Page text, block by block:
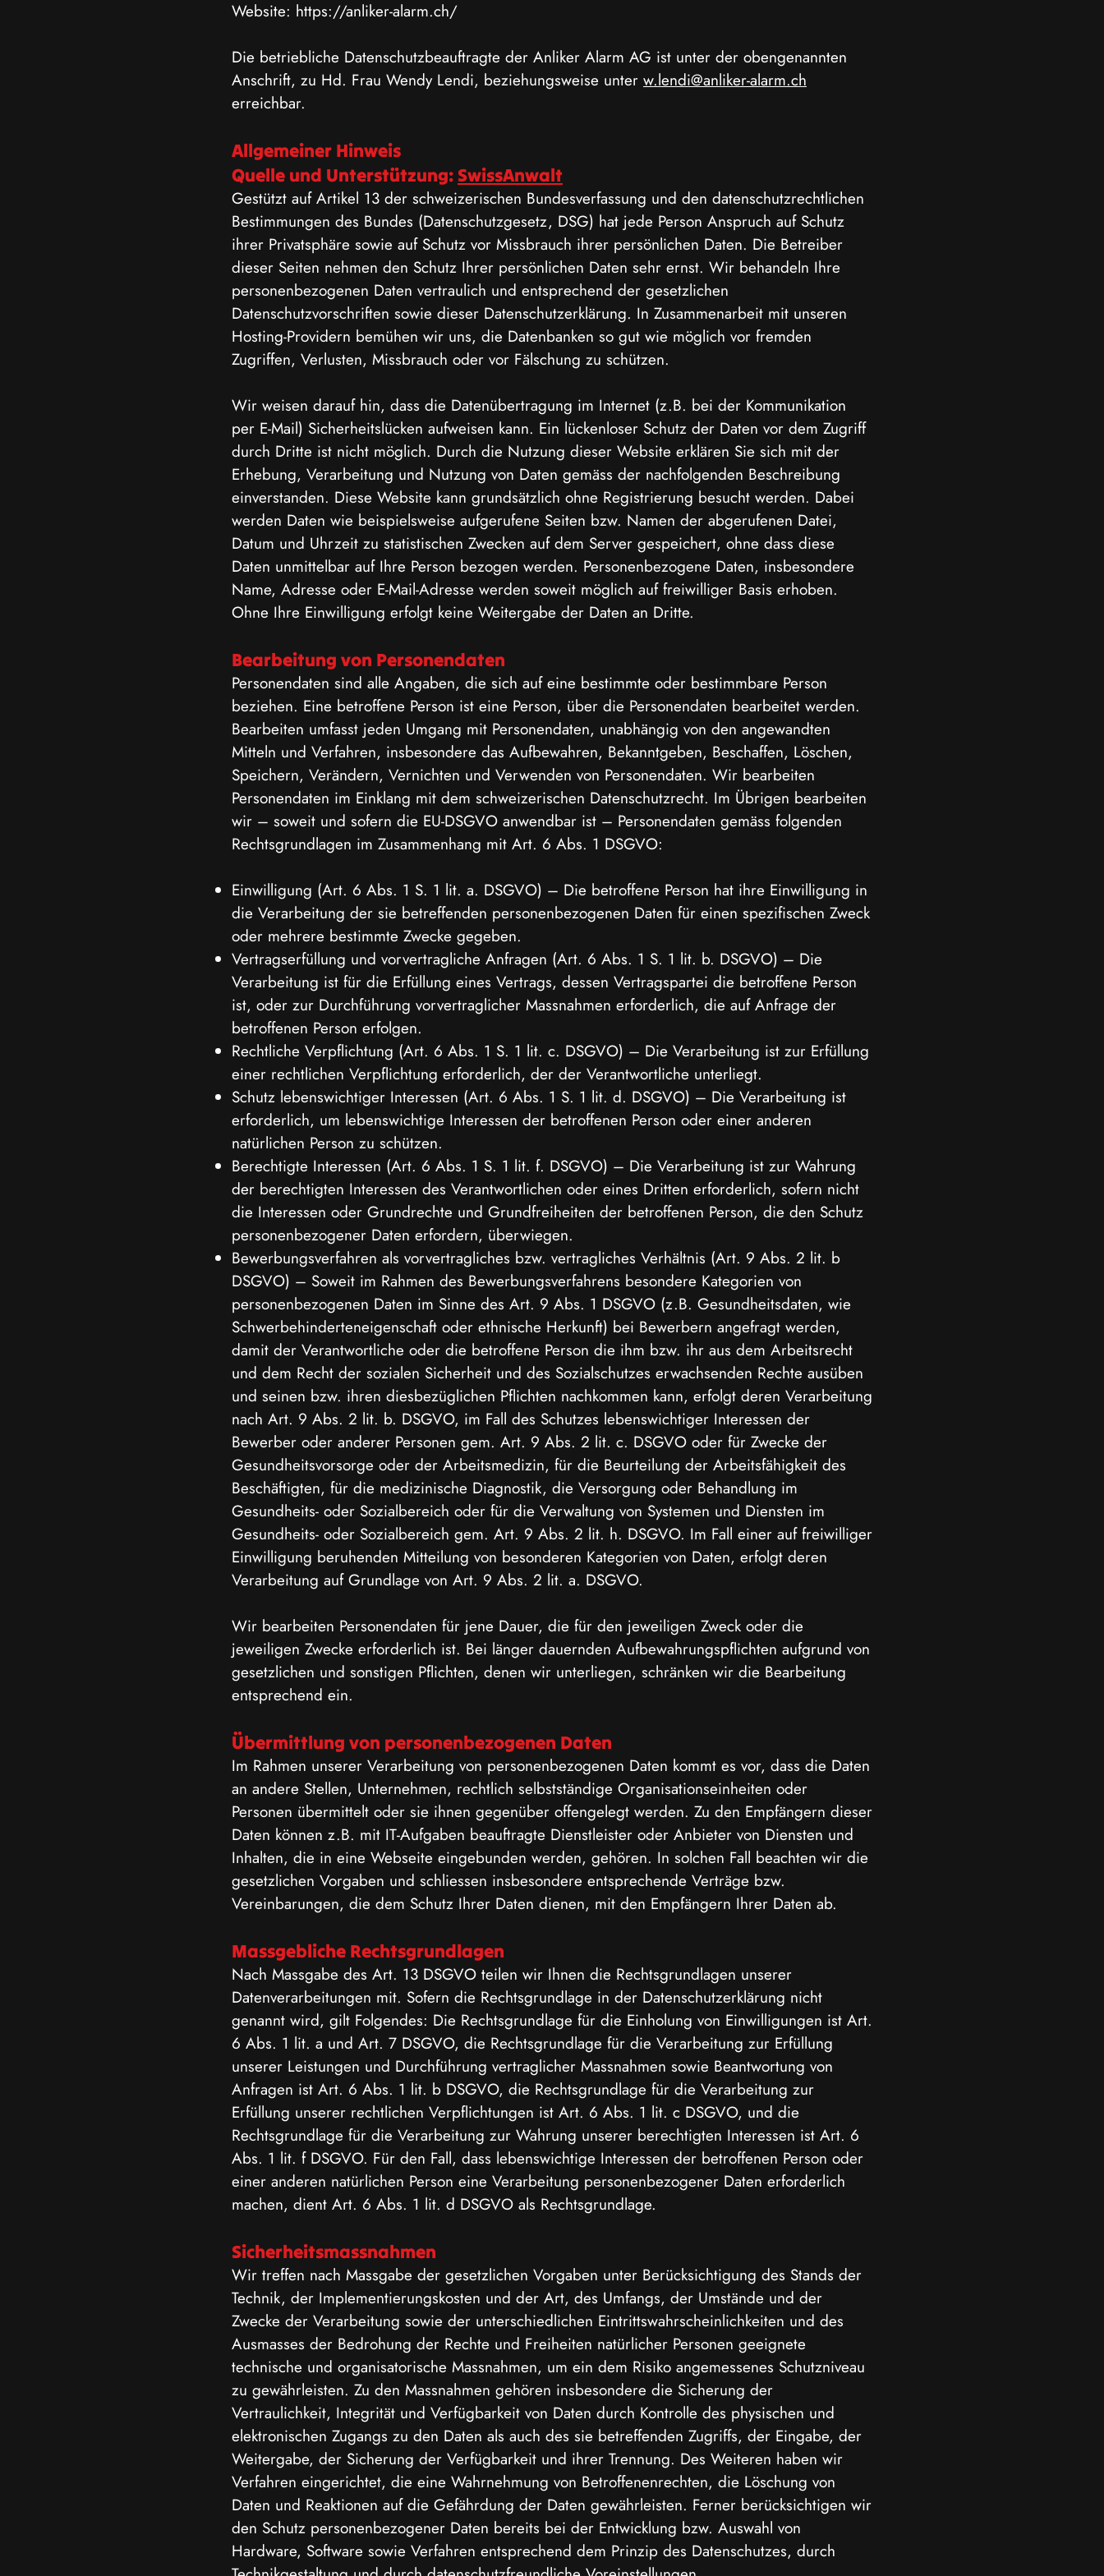
Website: https://anliker-alarm.ch/
Die betriebliche Datenschutzbeauftragte der Anliker Alarm AG ist unter der obengenannten
Anschrift, zu Hd. Frau Wendy Lendi, beziehungsweise unter w.lendi@anliker-alarm.ch
erreichbar.
Allgemeiner Hinweis
Quelle und Unterstützung: SwissAnwalt
Gestützt auf Artikel 13 der schweizerischen Bundesverfassung und den datenschutzrechtlichen
Bestimmungen des Bundes (Datenschutzgesetz, DSG) hat jede Person Anspruch auf Schutz
ihrer Privatsphäre sowie auf Schutz vor Missbrauch ihrer persönlichen Daten. Die Betreiber
dieser Seiten nehmen den Schutz Ihrer persönlichen Daten sehr ernst. Wir behandeln Ihre
personenbezogenen Daten vertraulich und entsprechend der gesetzlichen
Datenschutzvorschriften sowie dieser Datenschutzerklärung. In Zusammenarbeit mit unseren
Hosting-Providern bemühen wir uns, die Datenbanken so gut wie möglich vor fremden
Zugriffen, Verlusten, Missbrauch oder vor Fälschung zu schützen.
Wir weisen darauf hin, dass die Datenübertragung im Internet (z.B. bei der Kommunikation
per E-Mail) Sicherheitslücken aufweisen kann. Ein lückenloser Schutz der Daten vor dem Zugriff
durch Dritte ist nicht möglich. Durch die Nutzung dieser Website erklären Sie sich mit der
Erhebung, Verarbeitung und Nutzung von Daten gemäss der nachfolgenden Beschreibung
einverstanden. Diese Website kann grundsätzlich ohne Registrierung besucht werden. Dabei
werden Daten wie beispielsweise aufgerufene Seiten bzw. Namen der abgerufenen Datei,
Datum und Uhrzeit zu statistischen Zwecken auf dem Server gespeichert, ohne dass diese
Daten unmittelbar auf Ihre Person bezogen werden. Personenbezogene Daten, insbesondere
Name, Adresse oder E-Mail-Adresse werden soweit möglich auf freiwilliger Basis erhoben.
Ohne Ihre Einwilligung erfolgt keine Weitergabe der Daten an Dritte.
Bearbeitung von Personendaten
Personendaten sind alle Angaben, die sich auf eine bestimmte oder bestimmbare Person
beziehen. Eine betroffene Person ist eine Person, über die Personendaten bearbeitet werden.
Bearbeiten umfasst jeden Umgang mit Personendaten, unabhängig von den angewandten
Mitteln und Verfahren, insbesondere das Aufbewahren, Bekanntgeben, Beschaffen, Löschen,
Speichern, Verändern, Vernichten und Verwenden von Personendaten. Wir bearbeiten
Personendaten im Einklang mit dem schweizerischen Datenschutzrecht. Im Übrigen bearbeiten
wir – soweit und sofern die EU-DSGVO anwendbar ist – Personendaten gemäss folgenden
Rechtsgrundlagen im Zusammenhang mit Art. 6 Abs. 1 DSGVO:
Einwilligung (Art. 6 Abs. 1 S. 1 lit. a. DSGVO) – Die betroffene Person hat ihre Einwilligung in
die Verarbeitung der sie betreffenden personenbezogenen Daten für einen spezifischen Zweck
oder mehrere bestimmte Zwecke gegeben.
Vertragserfüllung und vorvertragliche Anfragen (Art. 6 Abs. 1 S. 1 lit. b. DSGVO) – Die
Verarbeitung ist für die Erfüllung eines Vertrags, dessen Vertragspartei die betroffene Person
ist, oder zur Durchführung vorvertraglicher Massnahmen erforderlich, die auf Anfrage der
betroffenen Person erfolgen.
Rechtliche Verpflichtung (Art. 6 Abs. 1 S. 1 lit. c. DSGVO) – Die Verarbeitung ist zur Erfüllung
einer rechtlichen Verpflichtung erforderlich, der der Verantwortliche unterliegt.
Schutz lebenswichtiger Interessen (Art. 6 Abs. 1 S. 1 lit. d. DSGVO) – Die Verarbeitung ist
erforderlich, um lebenswichtige Interessen der betroffenen Person oder einer anderen
natürlichen Person zu schützen.
Berechtigte Interessen (Art. 6 Abs. 1 S. 1 lit. f. DSGVO) – Die Verarbeitung ist zur Wahrung
der berechtigten Interessen des Verantwortlichen oder eines Dritten erforderlich, sofern nicht
die Interessen oder Grundrechte und Grundfreiheiten der betroffenen Person, die den Schutz
personenbezogener Daten erfordern, überwiegen.
Bewerbungsverfahren als vorvertragliches bzw. vertragliches Verhältnis (Art. 9 Abs. 2 lit. b
DSGVO) – Soweit im Rahmen des Bewerbungsverfahrens besondere Kategorien von
personenbezogenen Daten im Sinne des Art. 9 Abs. 1 DSGVO (z.B. Gesundheitsdaten, wie
Schwerbehinderteneigenschaft oder ethnische Herkunft) bei Bewerbern angefragt werden,
damit der Verantwortliche oder die betroffene Person die ihm bzw. ihr aus dem Arbeitsrecht
und dem Recht der sozialen Sicherheit und des Sozialschutzes erwachsenden Rechte ausüben
und seinen bzw. ihren diesbezüglichen Pflichten nachkommen kann, erfolgt deren Verarbeitung
nach Art. 9 Abs. 2 lit. b. DSGVO, im Fall des Schutzes lebenswichtiger Interessen der
Bewerber oder anderer Personen gem. Art. 9 Abs. 2 lit. c. DSGVO oder für Zwecke der
Gesundheitsvorsorge oder der Arbeitsmedizin, für die Beurteilung der Arbeitsfähigkeit des
Beschäftigten, für die medizinische Diagnostik, die Versorgung oder Behandlung im
Gesundheits- oder Sozialbereich oder für die Verwaltung von Systemen und Diensten im
Gesundheits- oder Sozialbereich gem. Art. 9 Abs. 2 lit. h. DSGVO. Im Fall einer auf freiwilliger
Einwilligung beruhenden Mitteilung von besonderen Kategorien von Daten, erfolgt deren
Verarbeitung auf Grundlage von Art. 9 Abs. 2 lit. a. DSGVO.
Wir bearbeiten Personendaten für jene Dauer, die für den jeweiligen Zweck oder die
jeweiligen Zwecke erforderlich ist. Bei länger dauernden Aufbewahrungspflichten aufgrund von
gesetzlichen und sonstigen Pflichten, denen wir unterliegen, schränken wir die Bearbeitung
entsprechend ein.
Übermittlung von personenbezogenen Daten
Im Rahmen unserer Verarbeitung von personenbezogenen Daten kommt es vor, dass die Daten
an andere Stellen, Unternehmen, rechtlich selbstständige Organisationseinheiten oder
Personen übermittelt oder sie ihnen gegenüber offengelegt werden. Zu den Empfängern dieser
Daten können z.B. mit IT-Aufgaben beauftragte Dienstleister oder Anbieter von Diensten und
Inhalten, die in eine Webseite eingebunden werden, gehören. In solchen Fall beachten wir die
gesetzlichen Vorgaben und schliessen insbesondere entsprechende Verträge bzw.
Vereinbarungen, die dem Schutz Ihrer Daten dienen, mit den Empfängern Ihrer Daten ab.
Massgebliche Rechtsgrundlagen
Nach Massgabe des Art. 13 DSGVO teilen wir Ihnen die Rechtsgrundlagen unserer
Datenverarbeitungen mit. Sofern die Rechtsgrundlage in der Datenschutzerklärung nicht
genannt wird, gilt Folgendes: Die Rechtsgrundlage für die Einholung von Einwilligungen ist Art.
6 Abs. 1 lit. a und Art. 7 DSGVO, die Rechtsgrundlage für die Verarbeitung zur Erfüllung
unserer Leistungen und Durchführung vertraglicher Massnahmen sowie Beantwortung von
Anfragen ist Art. 6 Abs. 1 lit. b DSGVO, die Rechtsgrundlage für die Verarbeitung zur
Erfüllung unserer rechtlichen Verpflichtungen ist Art. 6 Abs. 1 lit. c DSGVO, und die
Rechtsgrundlage für die Verarbeitung zur Wahrung unserer berechtigten Interessen ist Art. 6
Abs. 1 lit. f DSGVO. Für den Fall, dass lebenswichtige Interessen der betroffenen Person oder
einer anderen natürlichen Person eine Verarbeitung personenbezogener Daten erforderlich
machen, dient Art. 6 Abs. 1 lit. d DSGVO als Rechtsgrundlage.
Sicherheitsmassnahmen
Wir treffen nach Massgabe der gesetzlichen Vorgaben unter Berücksichtigung des Stands der
Technik, der Implementierungskosten und der Art, des Umfangs, der Umstände und der
Zwecke der Verarbeitung sowie der unterschiedlichen Eintrittswahrscheinlichkeiten und des
Ausmasses der Bedrohung der Rechte und Freiheiten natürlicher Personen geeignete
technische und organisatorische Massnahmen, um ein dem Risiko angemessenes Schutzniveau
zu gewährleisten. Zu den Massnahmen gehören insbesondere die Sicherung der
Vertraulichkeit, Integrität und Verfügbarkeit von Daten durch Kontrolle des physischen und
elektronischen Zugangs zu den Daten als auch des sie betreffenden Zugriffs, der Eingabe, der
Weitergabe, der Sicherung der Verfügbarkeit und ihrer Trennung. Des Weiteren haben wir
Verfahren eingerichtet, die eine Wahrnehmung von Betroffenenrechten, die Löschung von
Daten und Reaktionen auf die Gefährdung der Daten gewährleisten. Ferner berücksichtigen wir
den Schutz personenbezogener Daten bereits bei der Entwicklung bzw. Auswahl von
Hardware, Software sowie Verfahren entsprechend dem Prinzip des Datenschutzes, durch